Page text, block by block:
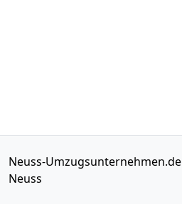
Neuss-Umzugsunternehmen.de
Neuss